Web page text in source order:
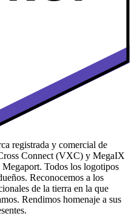
registrada y comercial de
Connect (VXC) y MegaIX
Megaport. Todos los logotipos
Reconocemos a los
de la tierra en la que
Rendimos homenaje a sus